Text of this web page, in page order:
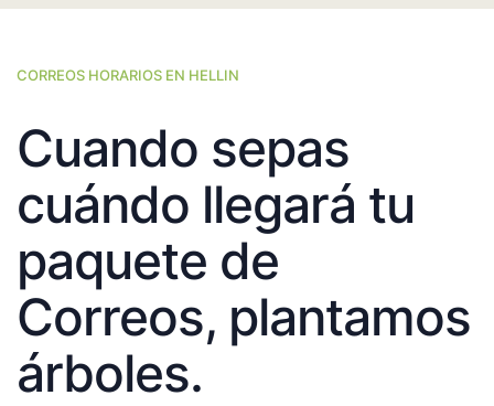
CORREOS HORARIOS EN HELLIN
Cuando sepas
cuándo llegará tu
paquete de
Correos, plantamos
árboles.